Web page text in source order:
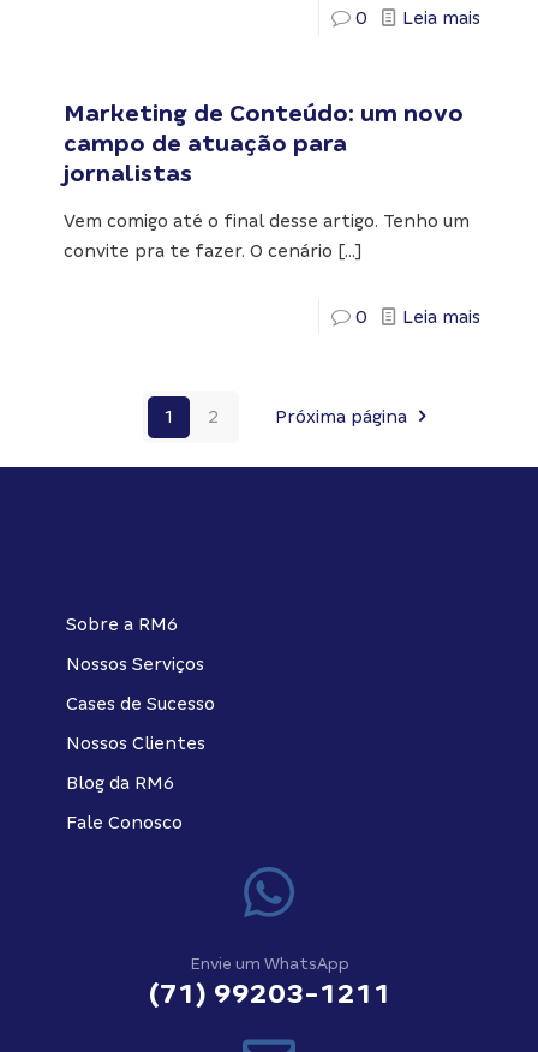
0 Leia mais
Marketing de Conteúdo: um novo
campo de atuação para
jornalistas
Vem comigo até o final desse artigo. Tenho um
convite pra te fazer. O cenário […]
0 Leia mais
1 2 Próxima página
Sobre a RM6
Nossos Serviços
Cases de Sucesso
Nossos Clientes
Blog da RM6
Fale Conosco
Envie um WhatsApp
(71) 99203-1211